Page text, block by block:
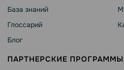
База знаний
Глоссарий
Блог
ПАРТНЕРСКИЕ ПРОГРАММЫ